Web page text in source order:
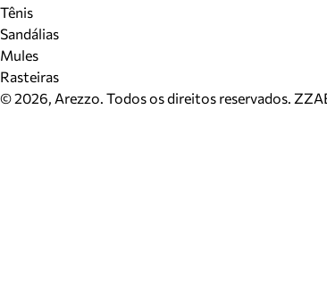
Tênis
Sandálias
Mules
Rasteiras
©2026, Arezzo. Todos os direitos reservados.